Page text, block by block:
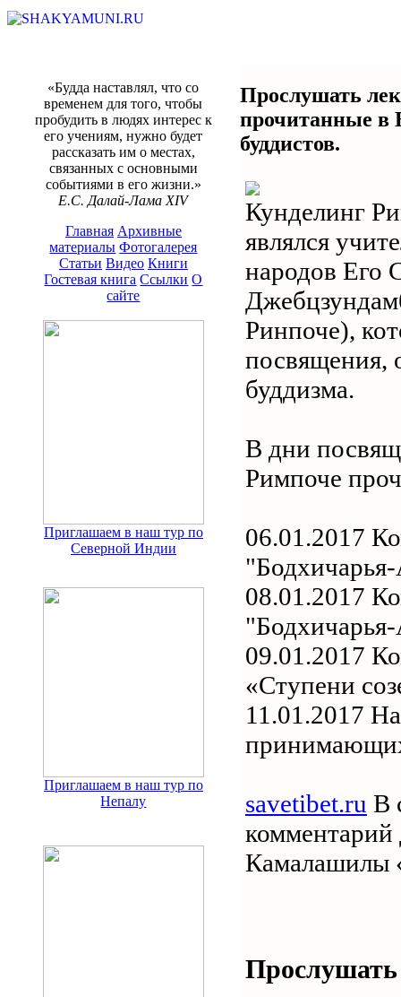
«Будда наставлял, что со
временем для того, чтобы
пробудить в людях интерес к
его учениям, нужно будет
рассказать им о местах,
связанных с основными
событиями в его жизни.»
Е.С. Далай-Лама XIV
Главная Архивные
материалы Фотогалерея
Статьи Видео Книги
Гостевая книга Ссылки О
сайте
Приглашаем в наш тур по
Северной Индии
Приглашаем в наш тур по
Непалу
Прослушать
прочитанные в
буддистов.
Кунделинг
являлся
народов Его
Ринпоче),
посвящения,
буддизма.
В дни
Римпоче
06.01.2017
"Бодхичарья-
08.01.2017
"Бодхичарья-
09.01.2017
«Ступени
11.01.2017
savetibet.ru В
комментарий
Камалашилы